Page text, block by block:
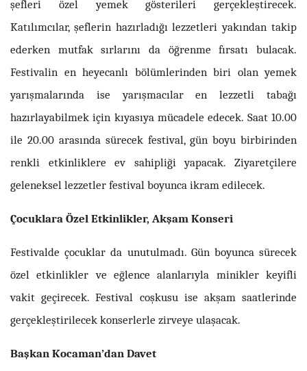
şefleri özel yemek gösterileri gerçekleştirecek.
Katılımcılar, şeflerin hazırladığı lezzetleri yakından takip
ederken mutfak sırlarını da öğrenme fırsatı bulacak.
Festivalin en heyecanlı bölümlerinden biri olan yemek
yarışmalarında ise yarışmacılar en lezzetli tabağı
hazırlayabilmek için kıyasıya mücadele edecek. Saat 10.00
ile 20.00 arasında sürecek festival, gün boyu birbirinden
renkli etkinliklere ev sahipliği yapacak. Ziyaretçilere
geleneksel lezzetler festival boyunca ikram edilecek.
Çocuklara Özel Etkinlikler, Akşam Konseri
Festivalde çocuklar da unutulmadı. Gün boyunca sürecek
özel etkinlikler ve eğlence alanlarıyla minikler keyifli
vakit geçirecek. Festival coşkusu ise akşam saatlerinde
gerçekleştirilecek konserlerle zirveye ulaşacak.
Başkan Kocaman’dan Davet